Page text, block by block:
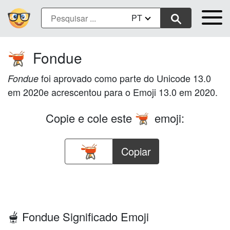
PT
🫕 Fondue
Fondue foi aprovado como parte do Unicode 13.0
em 2020e acrescentou para o Emoji 13.0 em 2020.
Copie e cole este 🫕 emoji:
Copiar
🫕 Fondue Significado Emoji